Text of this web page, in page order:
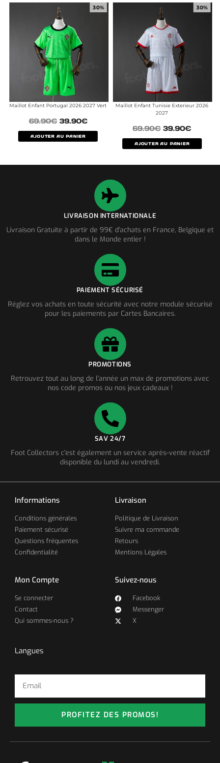
30%
Maillot Enfant Portugal 2026 2027 Vert
69.90€ 39.90€
AJOUTER AU PANIER
30%
Maillot Enfant Tunisie Exterieur 2026
2027
69.90€ 39.90€
AJOUTER AU PANIER
LIVRAISON INTERNATIONALE
Livraison Gratuite à partir de 99€ d'achats en France, Belgique et
dans le Monde entier !
PAIEMENT SÉCURISÉ
Réglez vos achats en toute sécurité avec notre module sécurisé
pour les paiements par Cartes Bancaires.
PROMOTIONS
Retrouvez tout au long de l'année un max de promotions avec
nos code promos ou nos jeux cadeaux !
SAV 24/7
Foot Collectors c'est également un service après-vente réactif
disponible du lundi au vendredi.
Informations
Conditions générales
Paiement sécurisé
Questions fréquentes
Confidentialité
Livraison
Politique de Livraison
Suivre ma commande
Retours
Mentions Légales
Mon Compte
Se connecter
Contact
Qui sommes-nous ?
Suivez-nous
Facebook
Messenger
X
Langues
PROFITEZ DES PROMOS!